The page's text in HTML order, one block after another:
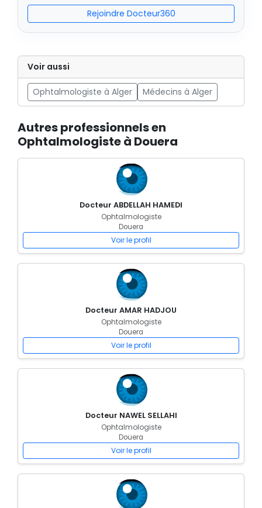
Rejoindre Docteur360
Voir aussi
Ophtalmologiste à Alger Médecins à Alger
Autres professionnels en
Ophtalmologiste à Douera
Docteur ABDELLAH HAMEDI
Ophtalmologiste
Douera
Voir le profil
Docteur AMAR HADJOU
Ophtalmologiste
Douera
Voir le profil
Docteur NAWEL SELLAHI
Ophtalmologiste
Douera
Voir le profil